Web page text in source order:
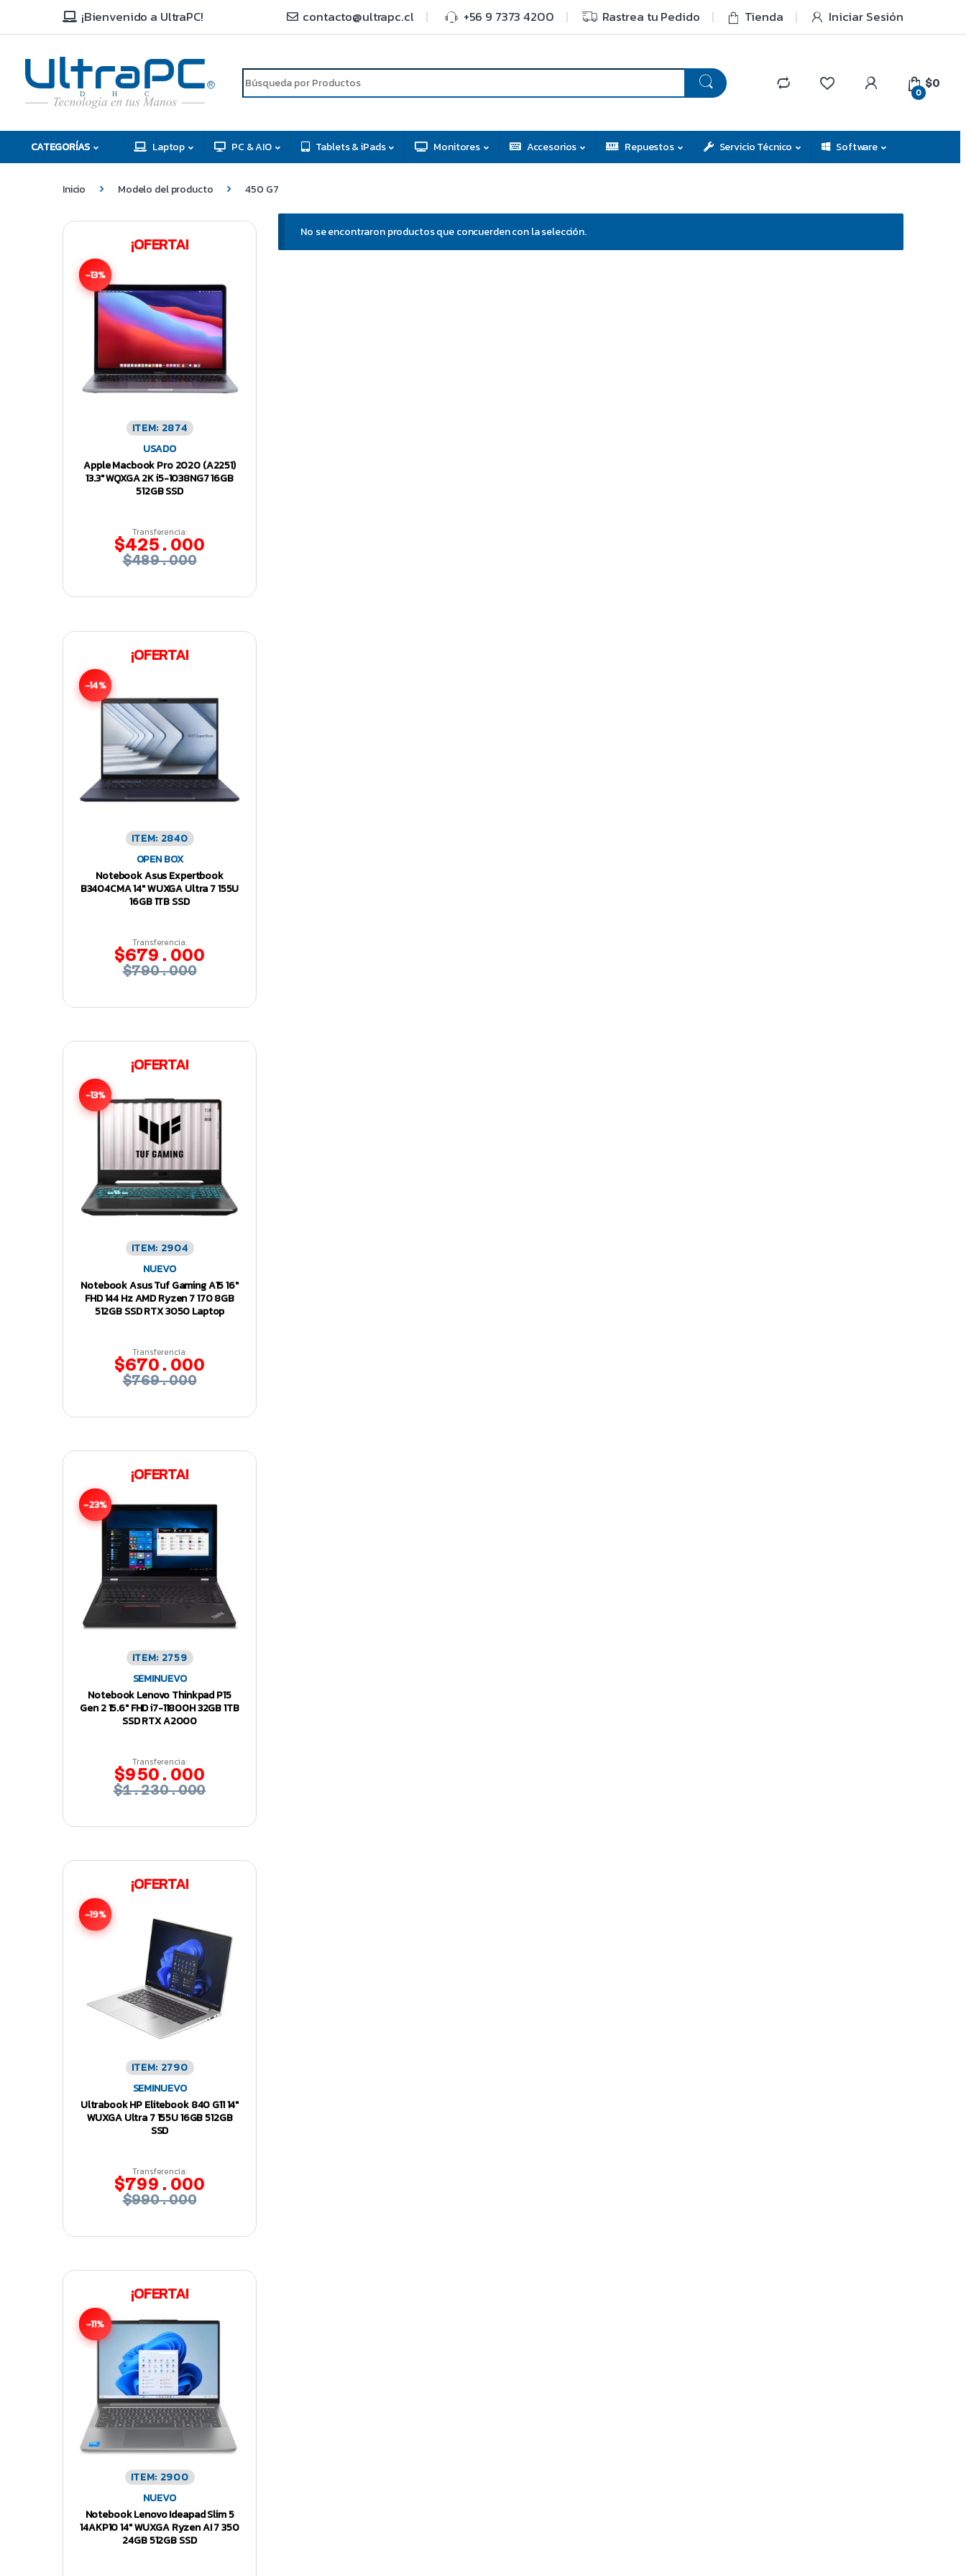
¡Bienvenido a UltraPC! contacto@ultrapc.cl +56 9 7373 4200 Rastrea tu Pedido Tienda Iniciar Sesión
C
H
D
R
0
$0
CATEGORÍAS Laptop PC & AIO Tablets & iPads Monitores Accesorios Repuestos Servicio Técnico Software
Inicio Modelo del producto 450 G7
No se encontraron productos que concuerden con la selección.
¡OFERTA!
-13%
ITEM: 2874
USADO
Apple Macbook Pro 2020 (A2251)
13.3″ WQXGA 2K i5-1038NG7 16GB
512GB SSD
Transferencia:
$425.000
$489.000
¡OFERTA!
-14%
ITEM: 2840
OPEN BOX
Notebook Asus Expertbook
B3404CMA 14″ WUXGA Ultra 7 155U
16GB 1TB SSD
Transferencia:
$679.000
$790.000
¡OFERTA!
-13%
ITEM: 2904
NUEVO
Notebook Asus Tuf Gaming A15 16″
FHD 144 Hz AMD Ryzen 7 170 8GB
512GB SSD RTX 3050 Laptop
Transferencia:
$670.000
$769.000
¡OFERTA!
-23%
ITEM: 2759
SEMINUEVO
Notebook Lenovo Thinkpad P15
Gen 2 15.6″ FHD i7-11800H 32GB 1TB
SSD RTX A2000
Transferencia:
$950.000
$1.230.000
¡OFERTA!
-19%
ITEM: 2790
SEMINUEVO
Ultrabook HP Elitebook 840 G11 14″
WUXGA Ultra 7 155U 16GB 512GB
SSD
Transferencia:
$799.000
$990.000
¡OFERTA!
-11%
ITEM: 2900
NUEVO
Notebook Lenovo Ideapad Slim 5
14AKP10 14″ WUXGA Ryzen AI 7 350
24GB 512GB SSD